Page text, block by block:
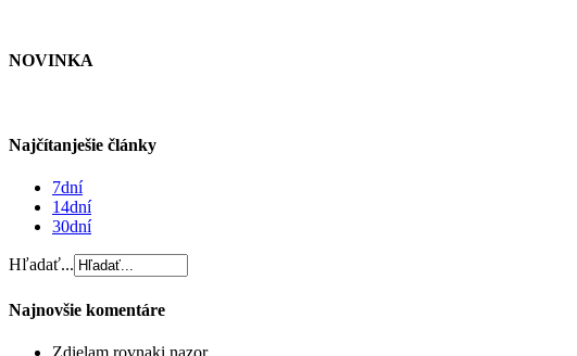
NOVINKA
Najčítanješie články
7dní
14dní
30dní
Hľadať...
Najnovšie komentáre
Zdielam rovnaki nazor